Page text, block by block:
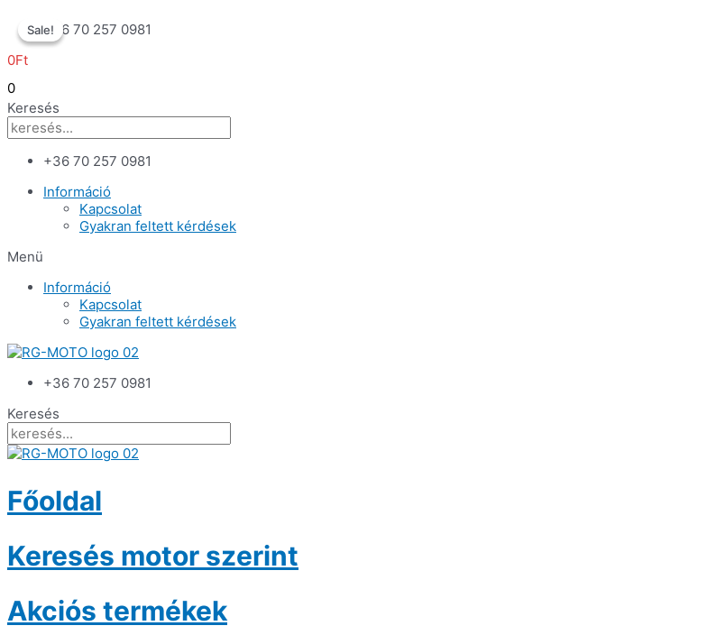
to
content
+36 70 257 0981
0Ft
0
Keresés
+36 70 257 0981
Információ
Kapcsolat
Gyakran feltett kérdések
Menü
Információ
Kapcsolat
Gyakran feltett kérdések
+36 70 257 0981
Keresés
Főoldal
Keresés motor szerint
Akciós termékek
Sale!
Sale!